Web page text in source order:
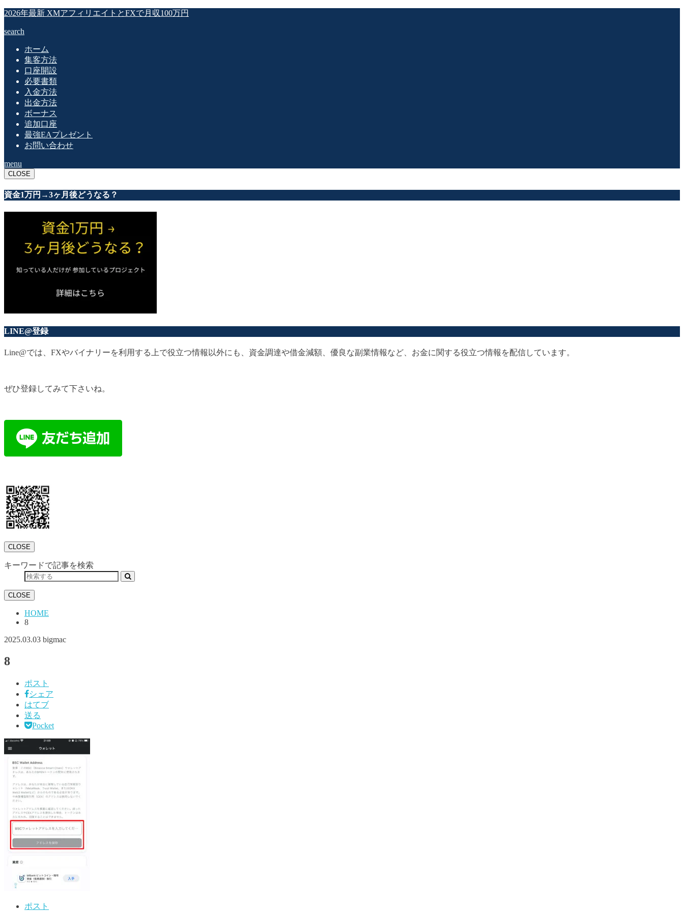
2026年最新 XMアフィリエイトとFXで月収100万円
search
ホーム
集客方法
口座開設
必要書類
入金方法
出金方法
ボーナス
追加口座
最強EAプレゼント
お問い合わせ
menu
CLOSE
資金1万円→3ヶ月後どうなる？
LINE@登録
Line@では、FXやバイナリーを利用する上で役立つ情報以外にも、資金調達や借金減額、優良な副業情報など、お金に関する役立つ情報を配信しています。
ぜひ登録してみて下さいね。
CLOSE
キーワードで記事を検索
CLOSE
HOME
8
2025.03.03 bigmac
8
ポスト
シェア
はてブ
送る
Pocket
ポスト